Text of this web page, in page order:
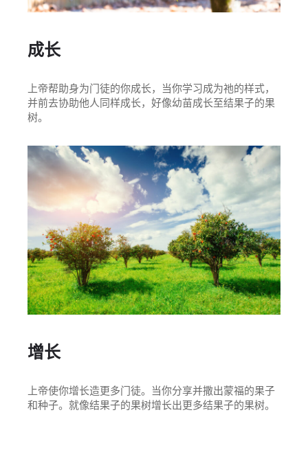
成长
上帝帮助身为门徒的你成长，当你学习成为祂的样式，
并前去协助他人同样成长，好像幼苗成长至结果子的果
树。
增长
上帝使你增长造更多门徒。当你分享并撒出蒙福的果子
和种子。就像结果子的果树增长出更多结果子的果树。